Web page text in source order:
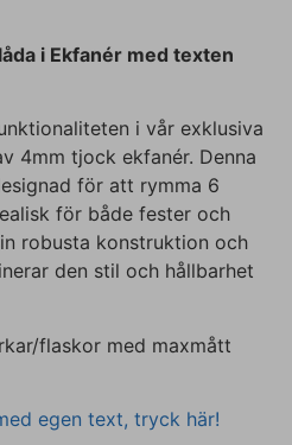
i Ekfanér med texten
i vår exklusiva
4mm tjock ekfanér. Denna
för att rymma 6
för både fester och
robusta konstruktion och
den stil och hållbarhet
flaskor med maxmått
egen text, tryck här!